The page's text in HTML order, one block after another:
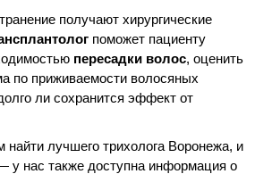
получают хирургические
поможет пациенту
пересадки волос, оценить
по приживаемости волосяных
ли сохранится эффект от
лучшего трихолога Воронежа, и
у нас также доступна информация о